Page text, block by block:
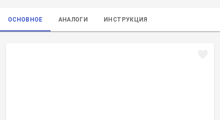
ОСНОВНОЕ АНАЛОГИ ИНСТРУКЦИЯ